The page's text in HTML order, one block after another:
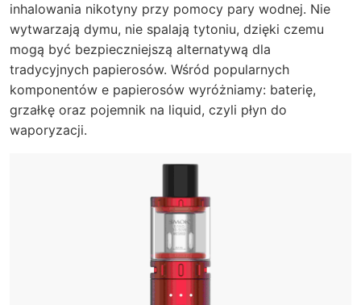
inhalowania nikotyny przy pomocy pary wodnej. Nie
wytwarzają dymu, nie spalają tytoniu, dzięki czemu
mogą być bezpieczniejszą alternatywą dla
tradycyjnych papierosów. Wśród popularnych
komponentów e papierosów wyróżniamy: baterię,
grzałkę oraz pojemnik na liquid, czyli płyn do
waporyzacji.